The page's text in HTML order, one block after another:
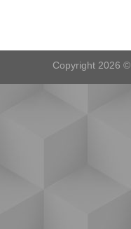
Copyright 2026 ©